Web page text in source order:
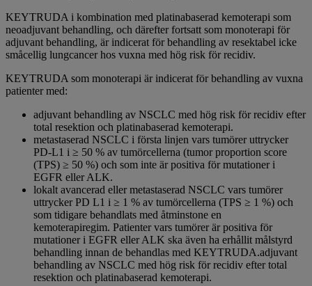
KEYTRUDA i kombination med platinabaserad kemoterapi som
neoadjuvant behandling, och därefter fortsatt som monoterapi för
adjuvant behandling, är indicerat för behandling av resektabel icke
småcellig lungcancer hos vuxna med hög risk för recidiv.
KEYTRUDA som monoterapi är indicerat för behandling av vuxna
patienter med:
adjuvant behandling av NSCLC med hög risk för recidiv efter
total resektion och platinabaserad kemoterapi.
metastaserad NSCLC i första linjen vars tumörer uttrycker
PD-L1 i ≥ 50 % av tumörcellerna (tumor proportion score
(TPS) ≥ 50 %) och som inte är positiva för mutationer i
EGFR eller ALK.
lokalt avancerad eller metastaserad NSCLC vars tumörer
uttrycker PD L1 i ≥ 1 % av tumörcellerna (TPS ≥ 1 %) och
som tidigare behandlats med åtminstone en
kemoterapiregim. Patienter vars tumörer är positiva för
mutationer i EGFR eller ALK ska även ha erhållit målstyrd
behandling innan de behandlas med KEYTRUDA.adjuvant
behandling av NSCLC med hög risk för recidiv efter total
resektion och platinabaserad kemoterapi.